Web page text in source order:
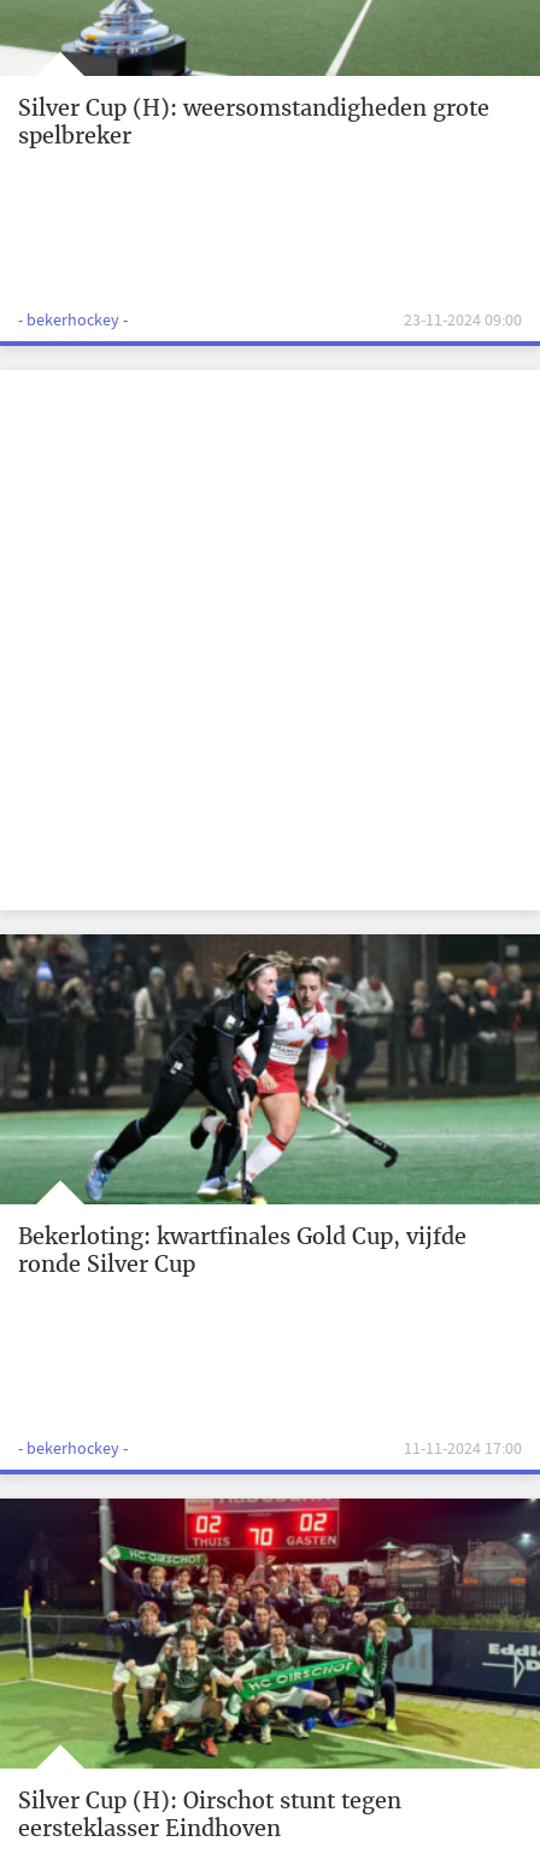
Silver Cup (H): weersomstandigheden grote
spelbreker
- bekerhockey - 23-11-2024 09:00
Bekerloting: kwartfinales Gold Cup, vijfde
ronde Silver Cup
- bekerhockey - 11-11-2024 17:00
Silver Cup (H): Oirschot stunt tegen
eersteklasser Eindhoven